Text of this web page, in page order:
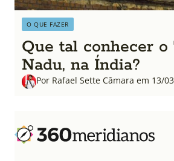
O QUE FAZER
Que tal conhecer o
Nadu, na Índia?
Por Rafael Sette Câmara em 13/